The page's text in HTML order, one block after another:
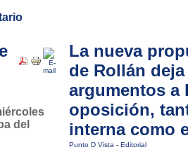
del
La nueva
de Rollán
argumentos a
oposición,
interna como
Punto D Vista - Editorial